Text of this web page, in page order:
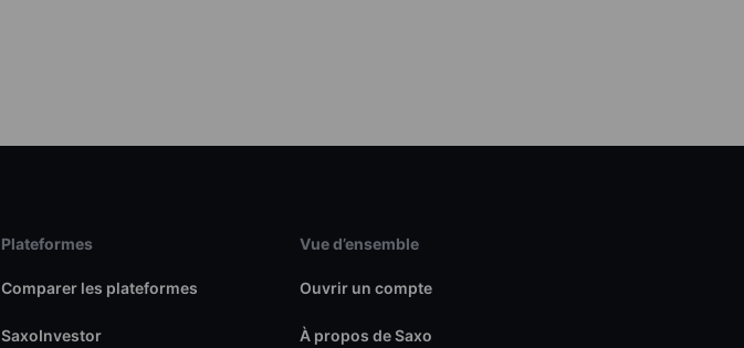
Plateformes
Comparer les plateformes
SaxoInvestor
Vue d’ensemble
Ouvrir un compte
À propos de Saxo